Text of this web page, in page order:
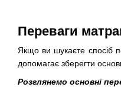
Переваги
Якщо ви шукаєте спосіб
допомагає зберегти
Розглянемо основні